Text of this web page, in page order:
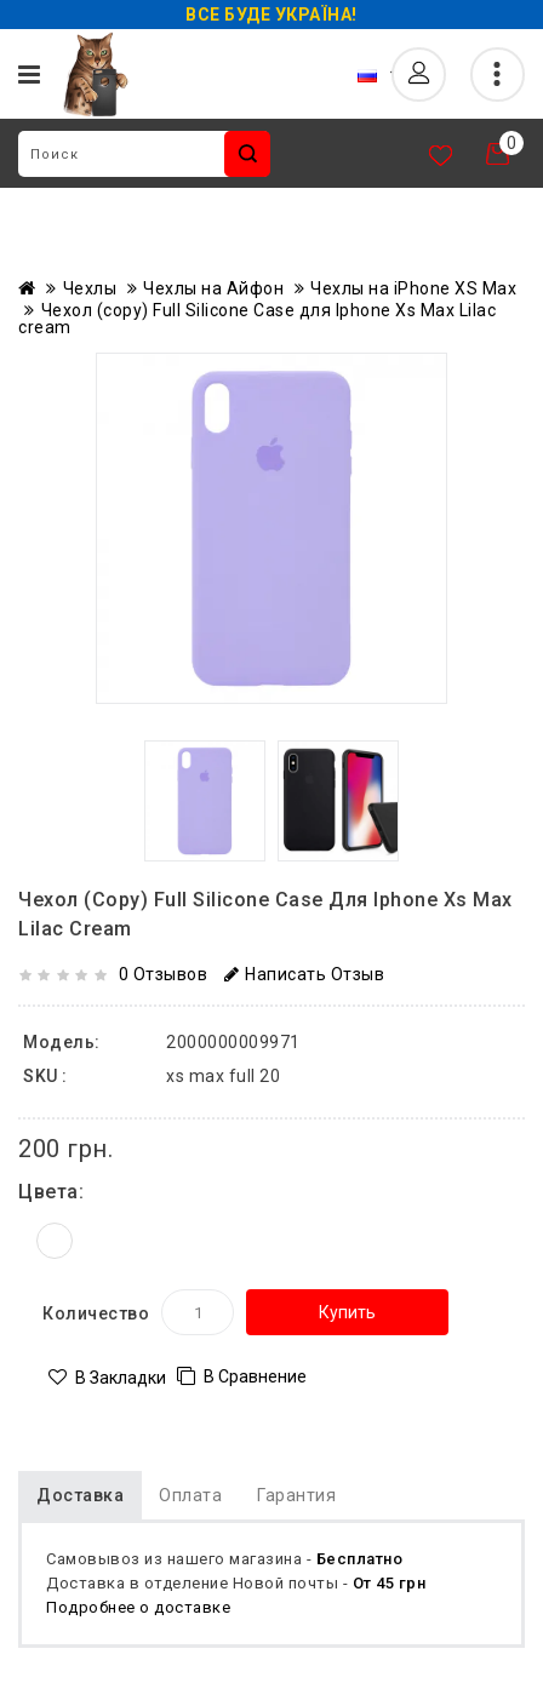
ВСЕ БУДЕ УКРАЇНА!
0
Чехлы Чехлы на Айфон
Чехлы на iPhone XS Max
Чехол (copy) Full Silicone Case для Iphone Xs Max Lilac
cream
Чехол (copy) Full Silicone Case Для Iphone Xs Max
Lilac Cream
0 Отзывов Написать Отзыв
Модель:
2000000009971
SKU :
xs max full 20
200 грн.
Цвета:
Количество Купить
В Закладки В Сравнение
Доставка Оплата Гарантия
Самовывоз из нашего магазина - Бесплатно
Доставка в отделение Новой почты - От 45 грн
Подробнее о доставке